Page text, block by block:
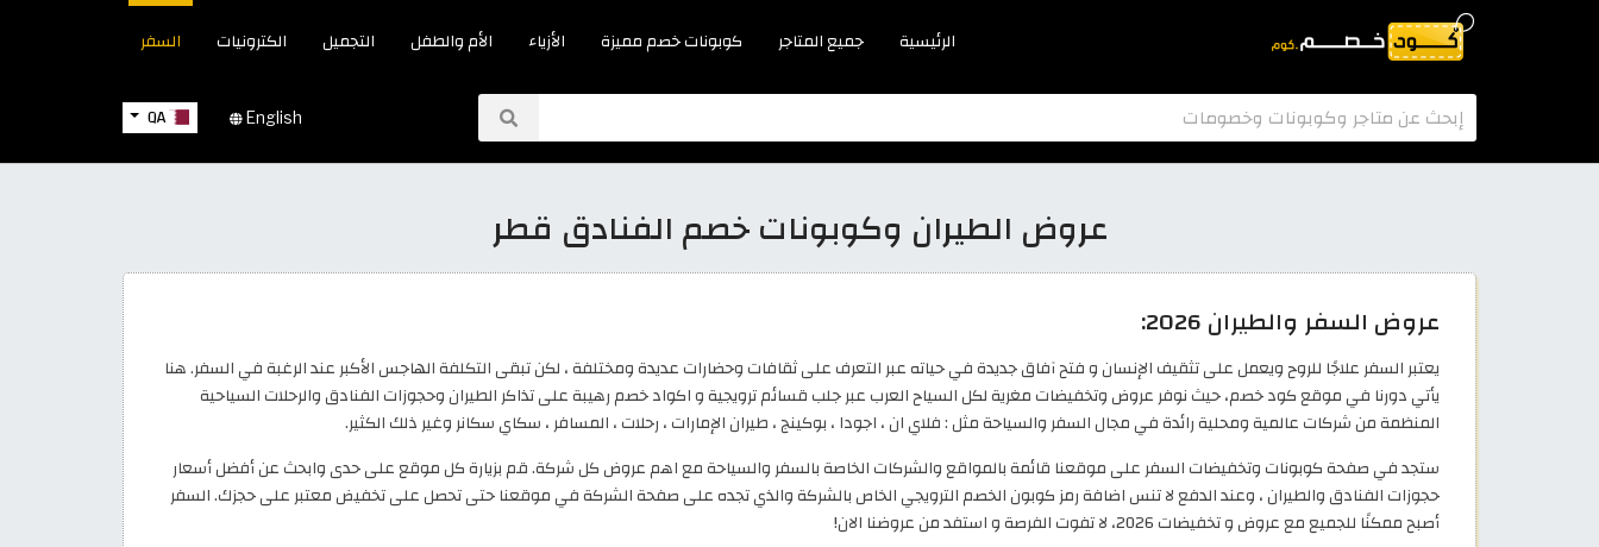
الرئيسية جميع المتاجر كوبونات خصم مميزة الأزياء الأم والطفل التجميل الكترونيات السفر
QA English
عروض الطيران وكوبونات خصم الفنادق قطر
عروض السفر والطيران 2026:
يعتبر السفر علاجًا للروح ويعمل على تثقيف الإنسان و فتح آفاق جديدة في حياته عبر التعرف على ثقافات وحضارات عديدة ومختلفة ، لكن تبقى التكلفة الهاجس الأكبر عند الرغبة في السفر. هنا
يأتي دورنا في موقع كود خصم، حيث نوفر عروض وتخفيضات مغرية لكل السياح العرب عبر جلب قسائم ترويجية و اكواد خصم رهيبة على تذاكر الطيران وحجوزات الفنادق والرحلات السياحية
المنظمة من شركات عالمية ومحلية رائدة في مجال السفر والسياحة مثل : فلاي ان ، اجودا ، بوكينج ، طيران الإمارات ، رحلات ، المسافر ، سكاي سكانر وغير ذلك الكثير.
ستجد في صفحة كوبونات وتخفيضات السفر على موقعنا قائمة بالمواقع والشركات الخاصة بالسفر والسياحة مع اهم عروض كل شركة. قم بزيارة كل موقع على حدى وابحث عن أفضل أسعار
حجوزات الفنادق والطيران ، وعند الدفع لا تنس اضافة رمز كوبون الخصم الترويجي الخاص بالشركة والذي تجده على صفحة الشركة في موقعنا حتى تحصل على تخفيض معتبر على حجزك. السفر
أصبح ممكنًا للجميع مع عروض و تخفيضات 2026، لا تفوت الفرصة و استفد من عروضنا الان!